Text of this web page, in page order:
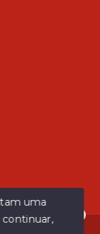
uma
continuar,